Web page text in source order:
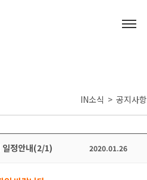
IN소식 > 공지사항
일정안내(2/1) 2020.01.26